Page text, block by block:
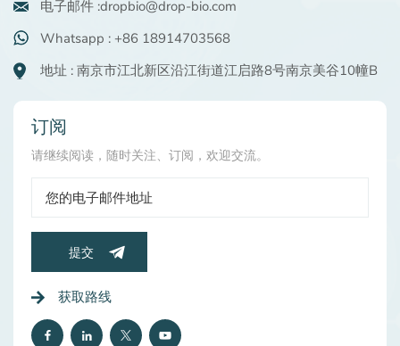
电子邮件 :dropbio@drop-bio.com
Whatsapp : +86 18914703568
地址 : 南京市江北新区沿江街道江启路8号南京美谷10幢B
订阅
请继续阅读，随时关注、订阅，欢迎交流。
提交
获取路线